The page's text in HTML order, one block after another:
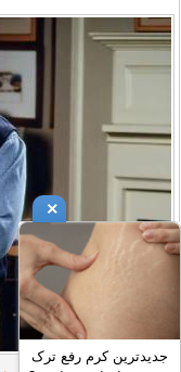
×
جدیدترین کرم رفع ترک